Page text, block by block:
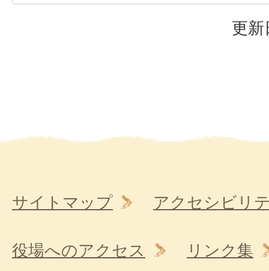
更
サイトマップ アクセシビリ
役場へのアクセス リンク集